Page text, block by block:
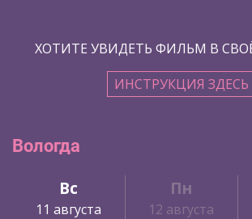
ХОТИТЕ УВИДЕТЬ ФИЛЬМ В
ИНСТРУКЦИЯ ЗДЕСЬ
Вологда
Вс
11 августа
Пн
12 августа